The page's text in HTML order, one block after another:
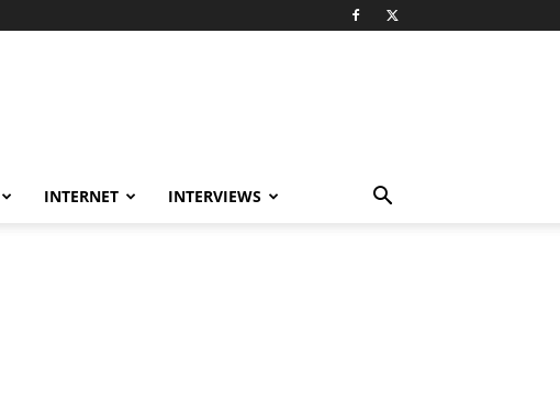
INTERNET INTERVIEWS